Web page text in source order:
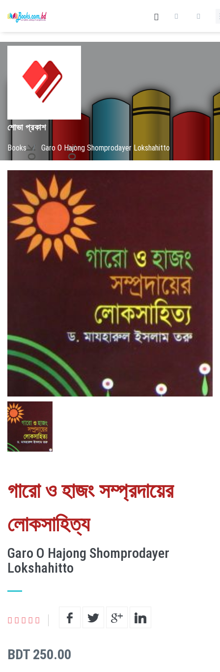
শোভা প্রকাশ
Books / Garo O Hajong Shomprodayer Lokshahitto
গারো ও হাজং সম্প্রদায়ের
লোকসাহিত্য
Garo O Hajong Shomprodayer
Lokshahitto
BDT 250.00